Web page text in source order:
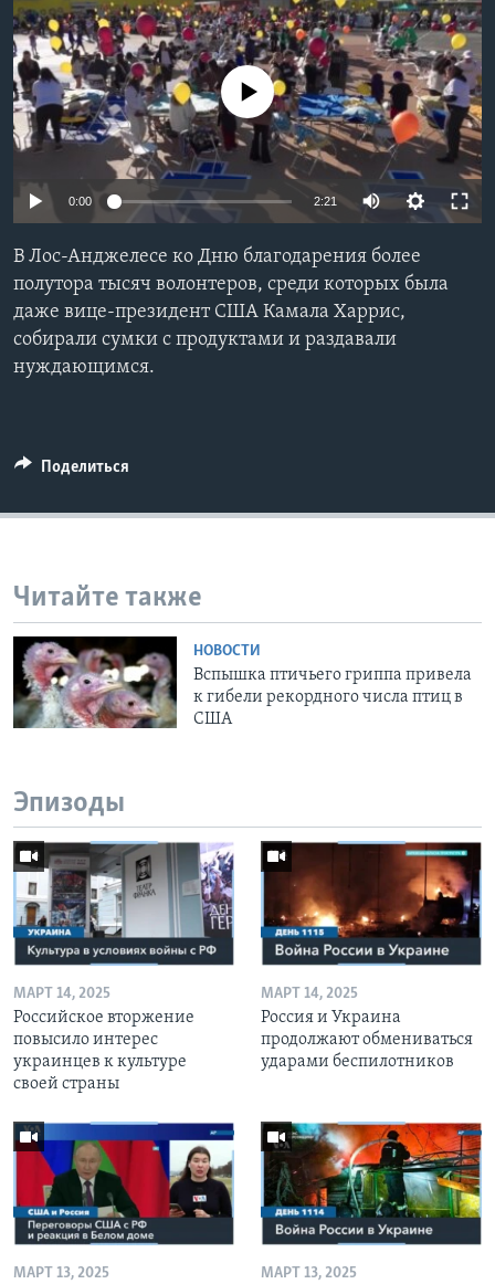
Learning English
СОЦИАЛЬНЫЕ СЕТИ
Языки
No media source currently available
0:00 2:21
В Лос-Анджелесе ко Дню благодарения более
полутора тысяч волонтеров, среди которых была
даже вице-президент США Камала Харрис,
собирали сумки с продуктами и раздавали
нуждающимся.
Поделиться
Читайте также
НОВОСТИ
Вспышка птичьего гриппа привела
к гибели рекордного числа птиц в
США
Эпизоды
МАРТ 14, 2025
Российское вторжение
повысило интерес
украинцев к культуре
своей страны
МАРТ 14, 2025
Россия и Украина
продолжают обмениваться
ударами беспилотников
МАРТ 13, 2025 МАРТ 13, 2025